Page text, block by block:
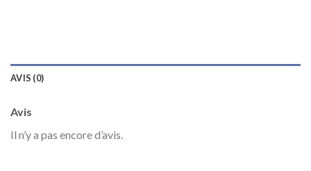
AVIS (0)
Avis
Il n’y a pas encore d’avis.